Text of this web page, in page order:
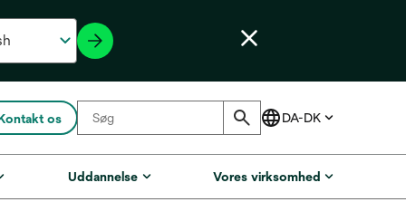
os
Uddannelse Vores virksomhed